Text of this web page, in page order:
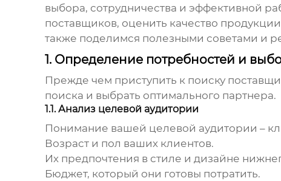
выбора, сотрудничества и эффективной
поставщиков, оценить качество
также поделимся полезными советами и
1. Определение потребностей и
Прежде чем приступить к поиску
поиска и выбрать оптимального партнера.
1.1. Анализ целевой аудитории
Понимание вашей целевой аудитории –
Возраст и пол ваших клиентов.
Их предпочтения в стиле и дизайне
Бюджет, который они готовы потратить.